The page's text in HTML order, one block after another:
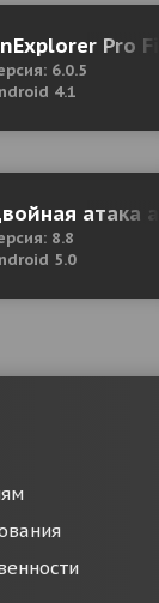
Pro
6.0.5
4.1
Mod атака
8.8
5.0